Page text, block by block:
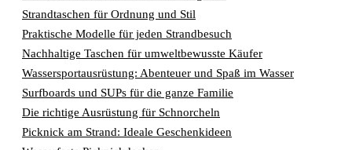
Strandtaschen für Ordnung und Stil
Praktische Modelle für jeden Strandbesuch
Nachhaltige Taschen für umweltbewusste Käufer
Wassersportausrüstung: Abenteuer und Spaß im Wasser
Surfboards und SUPs für die ganze Familie
Die richtige Ausrüstung für Schnorcheln
Picknick am Strand: Ideale Geschenkideen